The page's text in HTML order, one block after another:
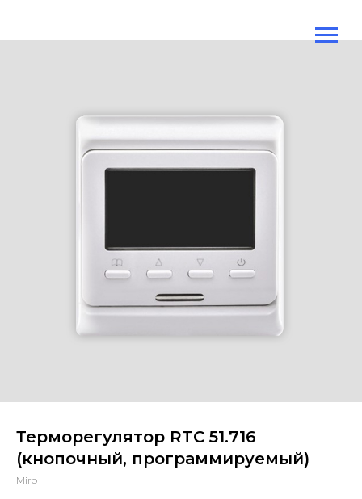
Терморегулятор RTC 51.716
(кнопочный, программируемый)
Miro